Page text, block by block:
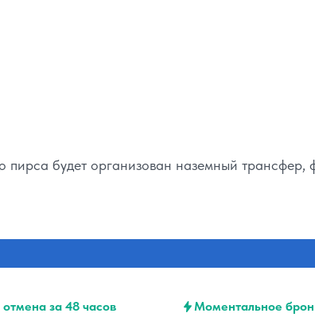
будет организован наземный трансфер,
отмена за 48 часов Моментальное